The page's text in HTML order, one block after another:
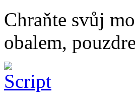
Chraňte svůj
obalem,